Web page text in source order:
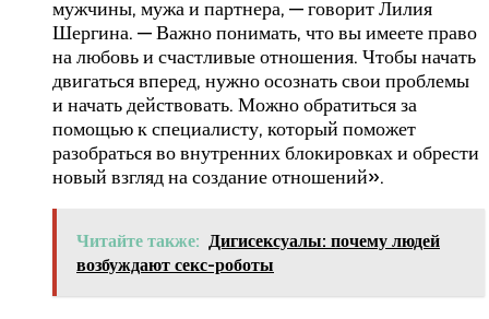
мужчины, мужа и партнера, — говорит Лилия
Шергина. — Важно понимать, что вы имеете право
на любовь и счастливые отношения. Чтобы начать
двигаться вперед, нужно осознать свои проблемы
и начать действовать. Можно обратиться за
помощью к специалисту, который поможет
разобраться во внутренних блокировках и обрести
новый взгляд на создание отношений».
Читайте также: Дигисексуалы: почему людей
возбуждают секс-роботы